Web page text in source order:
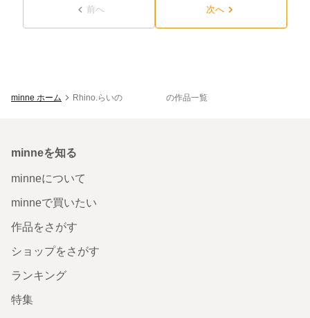
前へ 次へ
minne ホーム Rhino.らいの の作品一覧
minneを知る
minneについて
minneで買いたい
作品をさがす
ショップをさがす
ランキング
特集